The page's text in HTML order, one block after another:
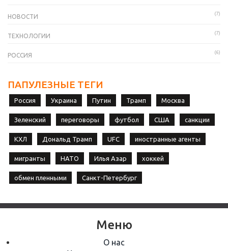
НОВОСТИ (7)
ТЕХНОЛОГИИ (7)
РОССИЯ (6)
ПАПУЛЕЗНЫЕ ТЕГИ
Россия Украина Путин Трамп Москва
Зеленский переговоры футбол США санкции
КХЛ Дональд Трамп UFC иностранные агенты
мигранты НАТО Илья Азар хоккей
обмен пленными Санкт-Петербург
Меню
О нас